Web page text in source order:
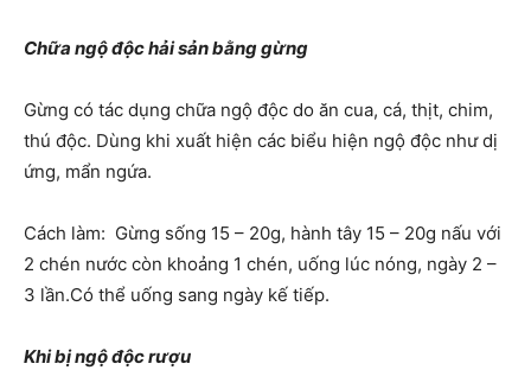
Chữa ngộ độc hải sản bằng gừng
Gừng có tác dụng chữa ngộ độc do ăn cua, cá, thịt, chim,
thú độc. Dùng khi xuất hiện các biểu hiện ngộ độc như dị
ứng, mẩn ngứa.
Cách làm: Gừng sống 15 – 20g, hành tây 15 – 20g nấu với
2 chén nước còn khoảng 1 chén, uống lúc nóng, ngày 2 –
3 lần.Có thể uống sang ngày kế tiếp.
Khi bị ngộ độc rượu